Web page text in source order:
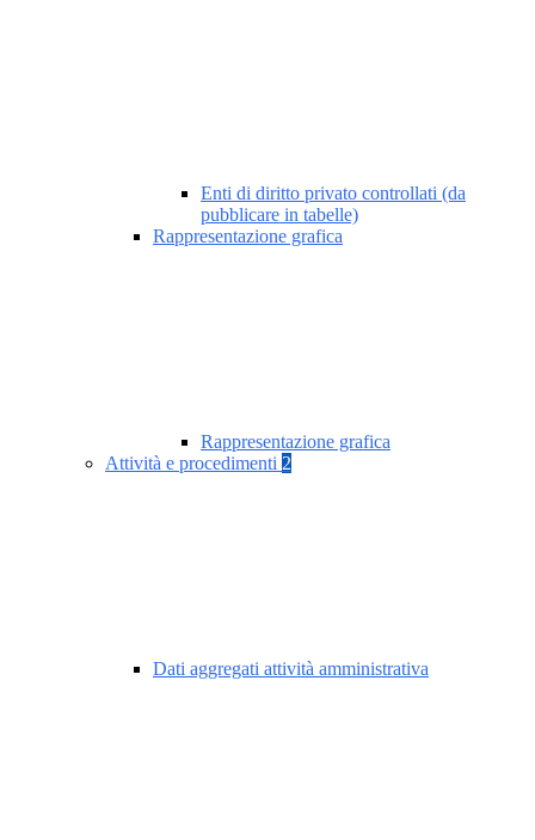
Enti di diritto privato controllati (da
pubblicare in tabelle)
Rappresentazione grafica
Rappresentazione grafica
Attività e procedimenti 2
Dati aggregati attività amministrativa